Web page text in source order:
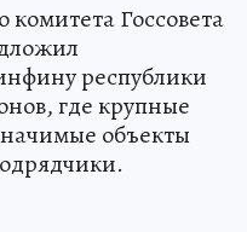
Госсовета
республики
где крупные
объекты